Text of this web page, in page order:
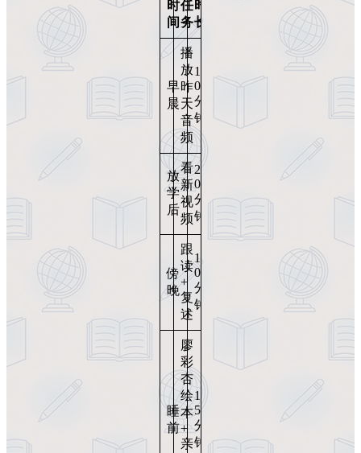
时
间
任
务
时
长
早
晨
播
放
昨
天
音
频
1
0
分
钟
放
学
后
看
新
视
频
2
0
分
钟
傍
晚
跟
读
+
复
述
1
0
分
钟
睡
前
廖
彩
杏
绘
本
+
亲
1
5
分
钟